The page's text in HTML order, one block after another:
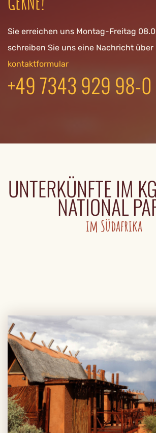
Sie erreichen uns Montag-Freitag
schreiben Sie uns eine Nachricht über
kontaktformular
+49 7343 929 98-0
UNTERKÜNFTE IM
NATIONAL
im Südafrika